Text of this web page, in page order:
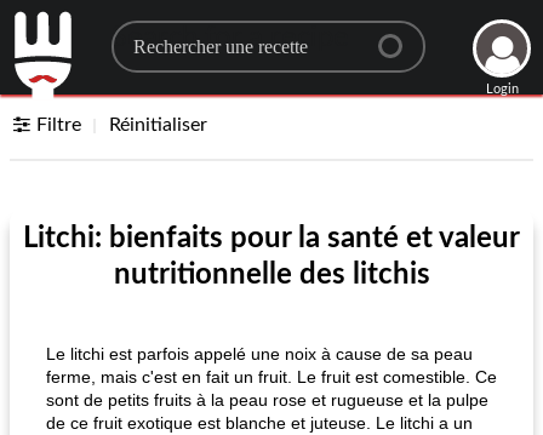
Search for a recipe
Login
Filtre Réinitialiser
Litchi: bienfaits pour la santé et valeur
nutritionnelle des litchis
Le litchi est parfois appelé une noix à cause de sa peau
ferme, mais c'est en fait un fruit. Le fruit est comestible. Ce
sont de petits fruits à la peau rose et rugueuse et la pulpe
de ce fruit exotique est blanche et juteuse. Le litchi a un